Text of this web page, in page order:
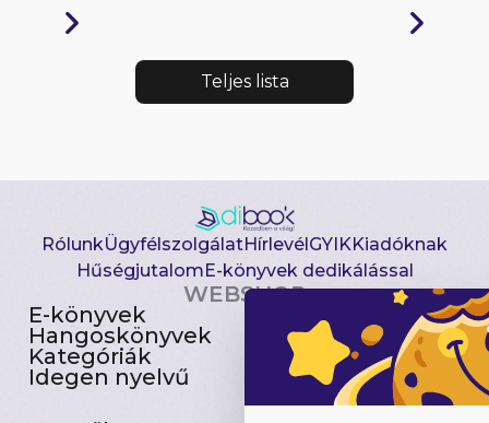
Teljes lista
RólunkÜgyfélszolgálatHírlevélGYIKKiadóknak
HűségjutalomE-könyvek dedikálással
WEBSHOP
E-könyvek
Hangoskönyvek
Kategóriák
Idegen nyelvű
Csomagajánlatok
Akciósak
Előjegyezhetők
Újdonságok